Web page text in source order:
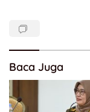
Baca Juga